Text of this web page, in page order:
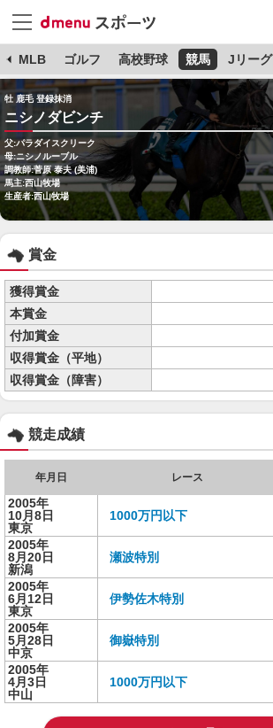
MLB ゴルフ 高校野球 競馬 Jリーグ
牡 鹿毛 登録抹消
ニシノダビンチ
父:パラダイスクリーク
母:ニシノルーブル
調教師:菅原 泰夫 (美浦)
馬主:西山牧場
生産者:西山牧場
賞金
獲得賞金
本賞金
付加賞金
収得賞金（平地）
収得賞金（障害）
競走成績
年月日 レース
2005年
10月8日
東京
1000万円以下
2005年
8月20日
新潟
瀬波特別
2005年
6月12日
東京
伊勢佐木特別
2005年
5月28日
中京
御嶽特別
2005年
4月3日
中山
1000万円以下